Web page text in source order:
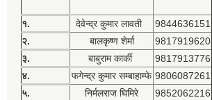
१. देवेन्द्र कुमार लावती
9844636151
२.
बालकृष्ण शेर्मा
9817919620
३.
बाबुराम कार्की
9817913776
४.
फगेन्द्र कुमार सम्बाहाम्फे 9806087261
५.
निर्मलराज घिमिरे 9852062216